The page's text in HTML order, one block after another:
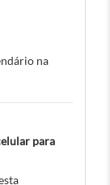
na
para